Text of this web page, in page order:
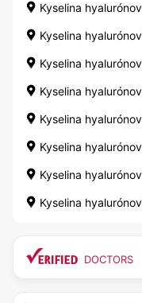
Kyselina
Kyselina
Kyselina
Kyselina
Kyselina
Kyselina
Kyselina
Kyselina
DOCTORS